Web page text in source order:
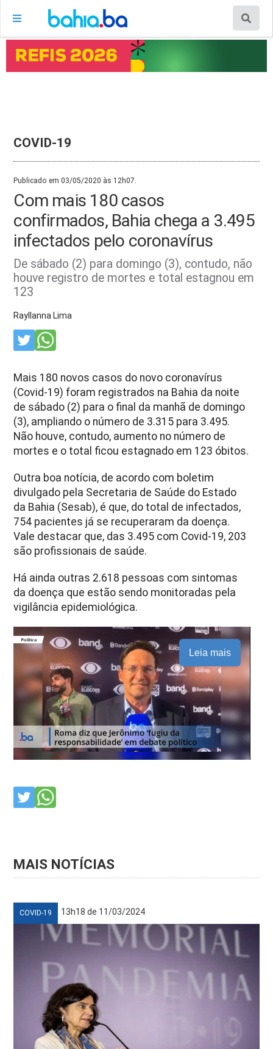
COVID-19
Publicado em 03/05/2020 às 12h07.
Com mais 180 casos
confirmados, Bahia chega a 3.495
infectados pelo coronavírus
De sábado (2) para domingo (3), contudo, não
houve registro de mortes e total estagnou em
123
Rayllanna Lima
Mais 180 novos casos do novo coronavírus
(Covid-19) foram registrados na Bahia da noite
de sábado (2) para o final da manhã de domingo
(3), ampliando o número de 3.315 para 3.495.
Não houve, contudo, aumento no número de
mortes e o total ficou estagnado em 123 óbitos.
Outra boa notícia, de acordo com boletim
divulgado pela Secretaria de Saúde do Estado
da Bahia (Sesab), é que, do total de infectados,
754 pacientes já se recuperaram da doença.
Vale destacar que, das 3.495 com Covid-19, 203
são profissionais de saúde.
Há ainda outras 2.618 pessoas com sintomas
da doença que estão sendo monitoradas pela
vigilância epidemiológica.
Leia mais
MAIS NOTÍCIAS
COVID-19 13h18 de 11/03/2024